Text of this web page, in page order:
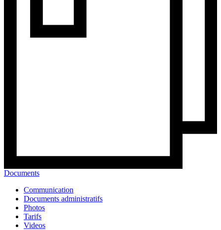
Documents
Communication
Documents administratifs
Photos
Tarifs
Videos